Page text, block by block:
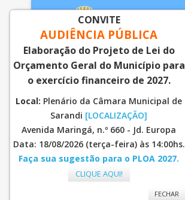
Você está aqui: Página Principal
OUVIDORIA GMS
FECHAR
CONVITE
AUDIÊNCIA PÚBLICA
Elaboração do Projeto de Lei do
Orçamento Geral do Município para
o exercício financeiro de 2027.
Local: Plenário da Câmara Municipal de
Sarandi [LOCALIZAÇÃO]
Avenida Maringá, n.º 660 - Jd. Europa
Data: 18/08/2026 (terça-feira) às 14:00hs.
Faça sua sugestão para o PLOA 2027.
CLIQUE AQUI!
FECHAR